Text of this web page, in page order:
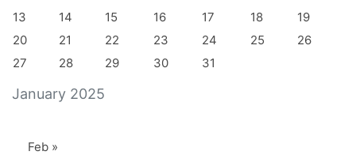
January 2025
13
14 15 16 17 18
19
20
21 22 23 24 25
26
27
28 29 30 31
Feb »